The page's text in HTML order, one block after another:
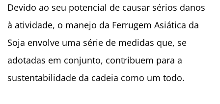
Devido ao seu potencial de causar sérios danos
à atividade, o manejo da Ferrugem Asiática da
Soja envolve uma série de medidas que, se
adotadas em conjunto, contribuem para a
sustentabilidade da cadeia como um todo.